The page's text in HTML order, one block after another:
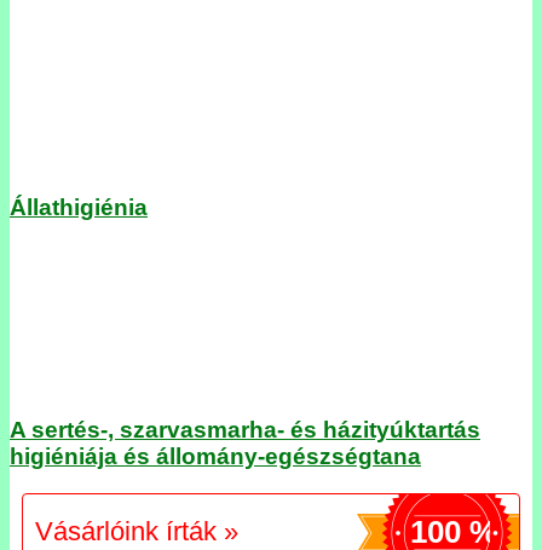
Állathigiénia
A sertés-, szarvasmarha- és házityúktartás
higiéniája és állomány-egészségtana
Vásárlóink írták » 100 %